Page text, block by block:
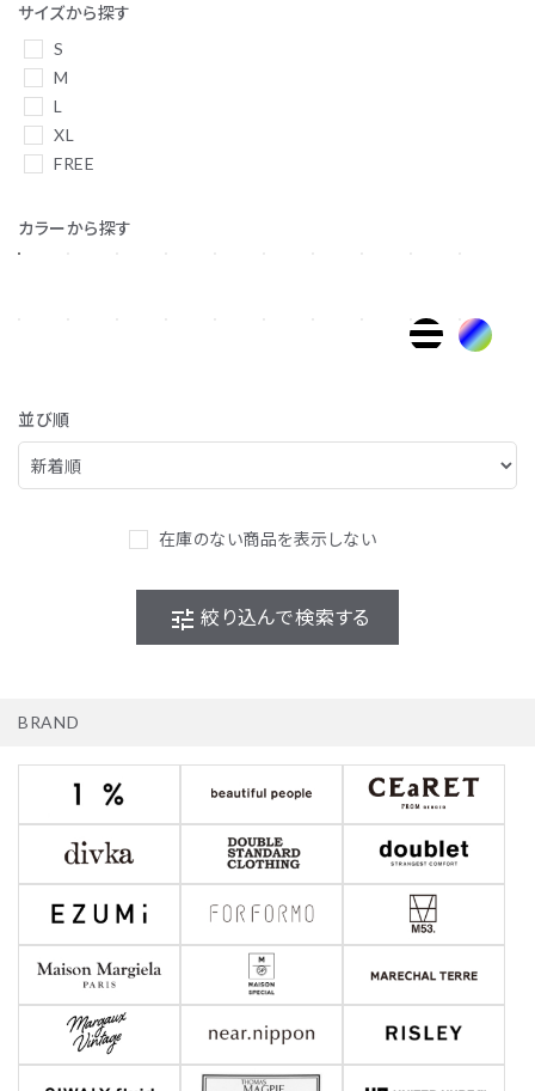
サイズから探す
S
M
L
XL
FREE
カラーから探す
並び順
在庫のない商品を表示しない
tune 絞り込んで検索する
BRAND